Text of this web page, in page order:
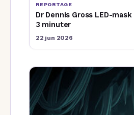
REPORTAGE
Dr Dennis Gross LED-
3 minuter
22 jun 2026